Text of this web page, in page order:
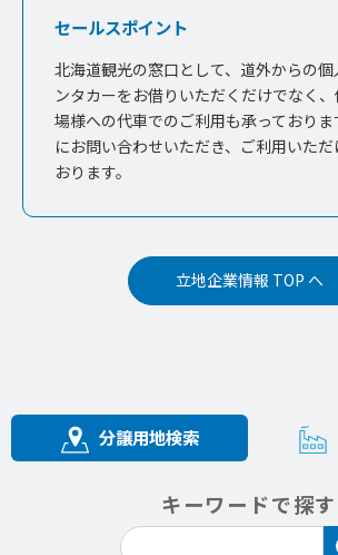
セールスポイント
北海道観光の窓口として、道外からの
ンタカーをお借りいただくだけでなく
場様への代車でのご利用も承っており
にお問い合わせいただき、ご利用いた
おります。
立地企業情報 TOP へ
分譲用地検索
キーワードで探す